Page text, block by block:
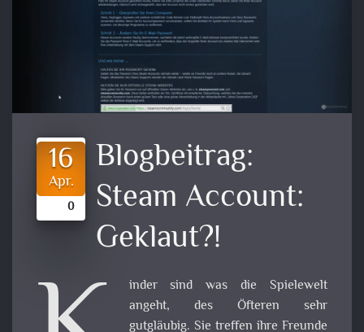
16
Apr.
0
Blogbeitrag:
Steam Account:
Geklaut?!
inder sind was die Spielewelt
angeht, des Öfteren sehr
gutgläubig. Sie treffen ihre Freunde